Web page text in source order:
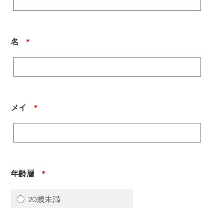
名 ＊
メイ ＊
年齢層 ＊
20歳未満